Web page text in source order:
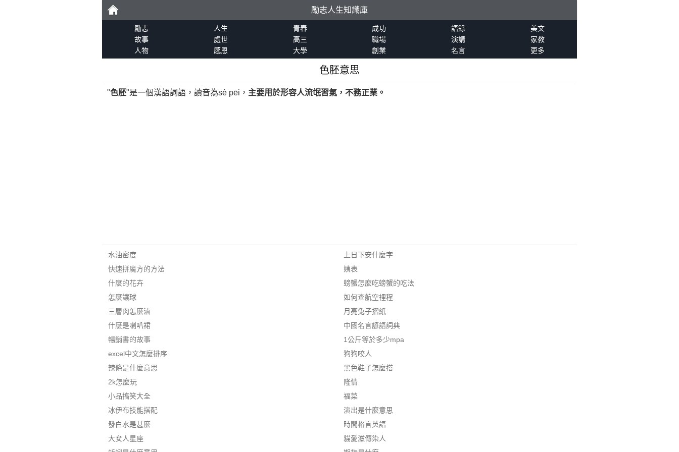
勵
勵志人生知識庫
勵志 人生 青春 成功 語錄
美文
故事
處世 高三 職場 演講
家教
人物
感恩 大學 創業 名言 更多
色胚意思
"色胚"是一個漢語詞語，讀音為sè pēi， 主要用於形容人流氓習氣，不務正業。
水油密度
快速拼魔方的方法
什麼的花卉
怎麼讓球
三層肉怎麼滷
什麼是喇叭裙
暢銷書的故事
excel中文怎麼排序
辣條是什麼意思
2k怎麼玩
小品搞笑大全
冰伊布技能搭配
發白水是甚麼
大女人星座
上日下安什麼字
姨表
螃蟹怎麼吃螃蟹的吃法
如何查航空裡程
月亮兔子摺紙
中國名言諺語詞典
1公斤等於多少mpa
狗狗咬人
黑色鞋子怎麼搭
隆情
福菜
演出是什麼意思
時間格言英語
貓愛滋傳染人